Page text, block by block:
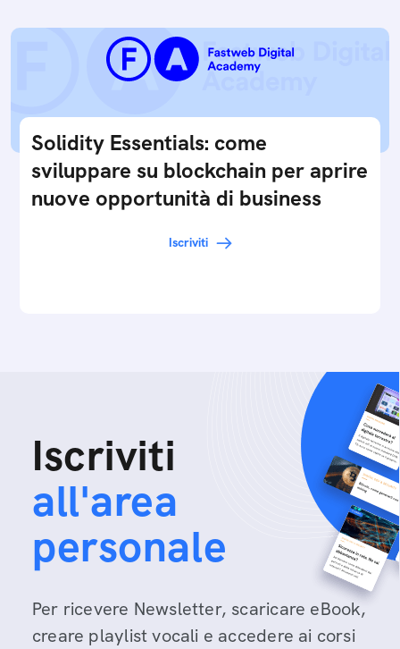
Solidity Essentials: come
sviluppare su blockchain per aprire
nuove opportunità di business
Iscriviti
Iscriviti
all'area
personale
Per ricevere Newsletter, scaricare eBook,
creare playlist vocali e accedere ai corsi